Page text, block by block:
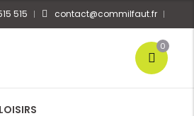
515 contact@commilfaut.fr
0
LOISIRS